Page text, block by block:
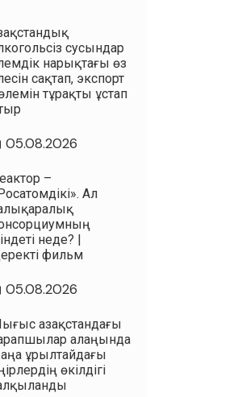
сусындар
нарықтағы өз
сақтап, экспорт
тұрақты ұстап
05.08.2026
–
Ал
неде? |
фильм
05.08.2026
Қазақстандағы
алаңында
Құрылтайдағы
өкілдігі